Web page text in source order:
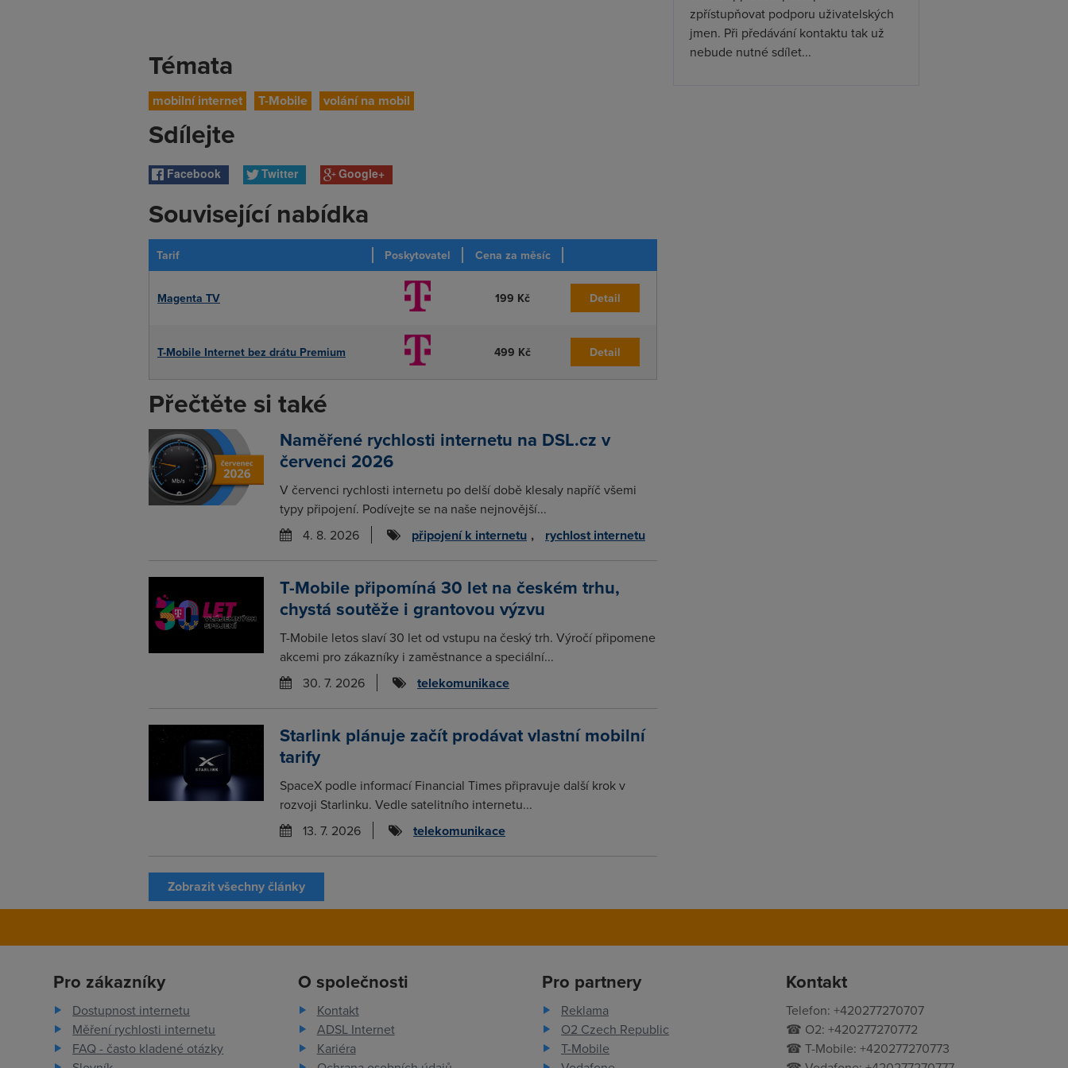
Témata
mobilní internet T-Mobile volání na mobil
Sdílejte
Facebook Twitter Google+
Související nabídka
Tarif Poskytovatel Cena za měsíc
Magenta TV 199 Kč Detail
T-Mobile Internet bez drátu Premium 499 Kč Detail
Přečtěte si také
Naměřené rychlosti internetu na DSL.cz v
červenci 2026
V červenci rychlosti internetu po delší době klesaly napříč všemi
typy připojení. Podívejte se na naše nejnovější...
4. 8. 2026
připojení k internetu , rychlost internetu
T-Mobile připomíná 30 let na českém trhu,
chystá soutěže i grantovou výzvu
T-Mobile letos slaví 30 let od vstupu na český trh. Výročí připomene
akcemi pro zákazníky i zaměstnance a speciální...
30. 7. 2026
telekomunikace
Starlink plánuje začít prodávat vlastní mobilní
tarify
SpaceX podle informací Financial Times připravuje další krok v
rozvoji Starlinku. Vedle satelitního internetu...
13. 7. 2026
telekomunikace
Zobrazit všechny články
zpřístupňovat podporu uživatelských
jmen. Při předávání kontaktu tak už
nebude nutné sdílet...
Pro zákazníky
Dostupnost internetu
Měření rychlosti internetu
FAQ - často kladené otázky
O společnosti
Kontakt
ADSL Internet
Kariéra
Pro partnery
Reklama
O2 Czech Republic
T-Mobile
Kontakt
Telefon: +420277270707
☎ O2: +420277270772
☎ T-Mobile: +420277270773